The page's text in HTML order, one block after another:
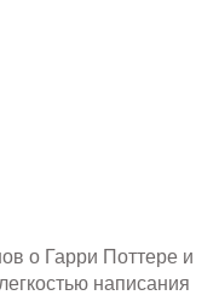
о Гарри Поттере и
написания